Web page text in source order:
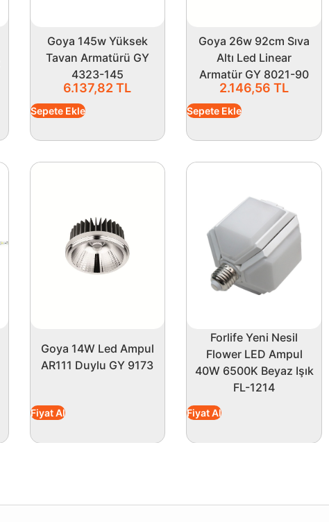
Goya 145w Yüksek
Tavan Armatürü GY
4323-145
6.137,82TL
Sepete Ekle
Goya 26w 92cm Sıva
Altı Led Linear
Armatür GY 8021-90
2.146,56 TL
Sepete Ekle
Goya 14W Led Ampul
AR111 Duylu GY 9173
Fiyat Al
Forlife Yeni Nesil
Flower LED Ampul
40W 6500K Beyaz Işık
FL-1214
Fiyat Al